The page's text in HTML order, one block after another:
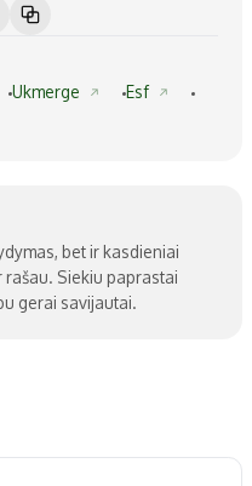
Ukmerge
Esf
bet ir kasdieniai
rašau. Siekiu paprastai
gerai savijautai.